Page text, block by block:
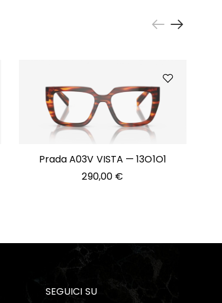
Prada A03V VISTA — 13O1O1
290,00 €
SEGUICI SU